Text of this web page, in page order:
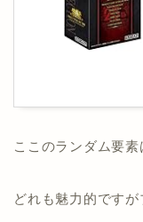
ここのランダム要素
どれも魅力的です